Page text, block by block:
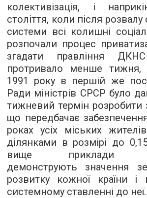
колективізація, і
століття, коли після розвалу
системи всі колишні
розпочали процес
згадати правління
протривало менше
1991 року в першій же
Ради міністрів СРСР було
тижневий термін розробити
що передбачає
роках усіх міських
ділянками в розмірі до
вище приклади
демонструють значення
розвитку кожної країни і
системному ставленні до неї.